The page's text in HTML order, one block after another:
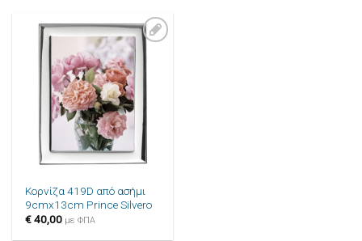
Πρόσθήκη
στην λίστα
επιθυμιών
Κορνίζα 419D από ασήμι
9cmx13cm Prince Silvero
€40,00 με ΦΠΑ